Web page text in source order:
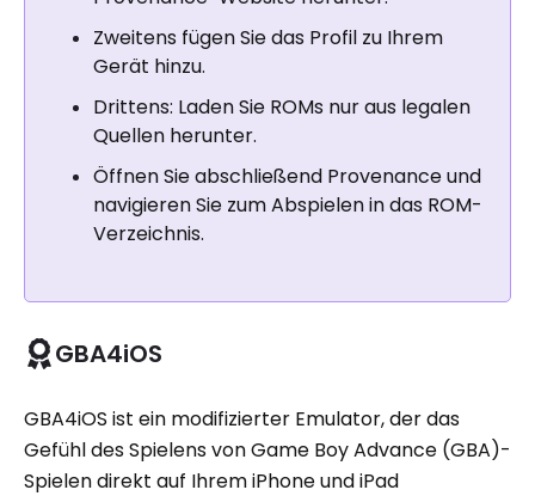
Zweitens fügen Sie das Profil zu Ihrem
Gerät hinzu.
Drittens: Laden Sie ROMs nur aus legalen
Quellen herunter.
Öffnen Sie abschließend Provenance und
navigieren Sie zum Abspielen in das ROM-
Verzeichnis.
GBA4iOS
GBA4iOS ist ein modifizierter Emulator, der das
Gefühl des Spielens von Game Boy Advance (GBA)-
Spielen direkt auf Ihrem iPhone und iPad